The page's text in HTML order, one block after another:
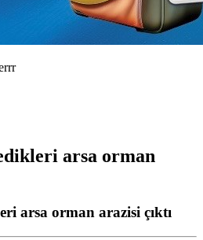
arsa orman
arsa orman arazisi çıktı